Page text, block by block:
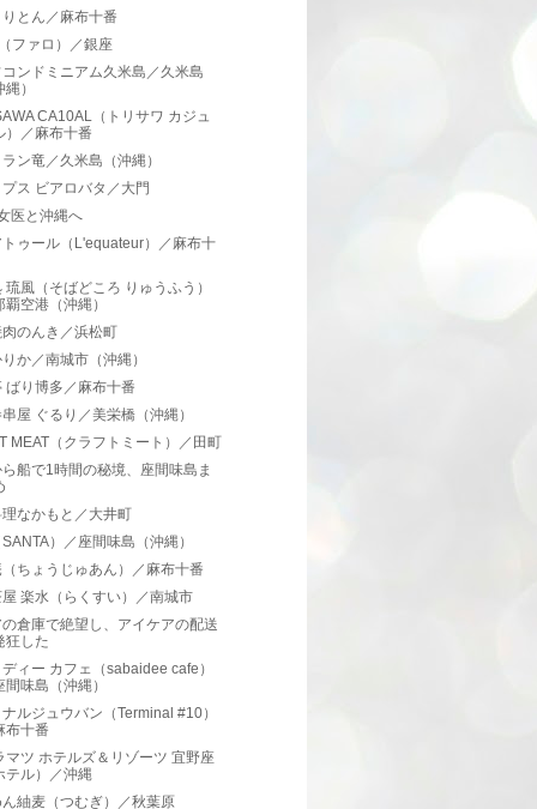
とん／麻布十番
ファロ）／銀座
ンドミニアム久米島／久米島
）
CA10AL（トリサワ カジュ
）／麻布十番
ン竜／久米島（沖縄）
ス ビアロバタ／大門
医と沖縄へ
ゥール（L'equateur）／麻布十
琉風（そばどころ りゅうふう）
覇空港（沖縄）
のんき／浜松町
か／南城市（沖縄）
ばり博多／麻布十番
屋 ぐるり／美栄橋（沖縄）
MEAT（クラフトミート）／田町
船で1時間の秘境、座間味島ま
なかもと／大井町
）／座間味島（沖縄）
ちょうじゅあん）／麻布十番
楽水（らくすい）／南城市
倉庫で絶望し、アイケアの配送
狂した
ィー カフェ（sabaidee cafe）
間味島（沖縄）
ルジュウバン（Terminal #10）
布十番
マツ ホテルズ＆リゾーツ 宜野座
テル）／沖縄
紬麦（つむぎ）／秋葉原